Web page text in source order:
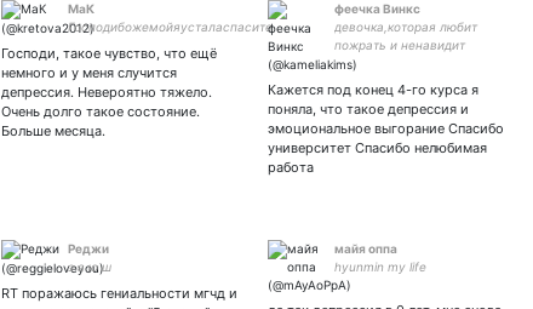
МаК
Господибожемойяусталаспасите
Господи, такое чувство, что ещё
немного и у меня случится
депрессия. Невероятно тяжело.
Очень долго такое состояние.
Больше месяца.
феечка Винкс
девочка,которая любит
пожрать и ненавидит
учиться
Кажется под конец 4-го курса я
поняла, что такое депрессия и
эмоциональное выгорание Спасибо
университет Спасибо нелюбимая
работа
Реджи
з а ю ш
RT поражаюсь гениальности мгчд и
майя оппа
hyunmin my life